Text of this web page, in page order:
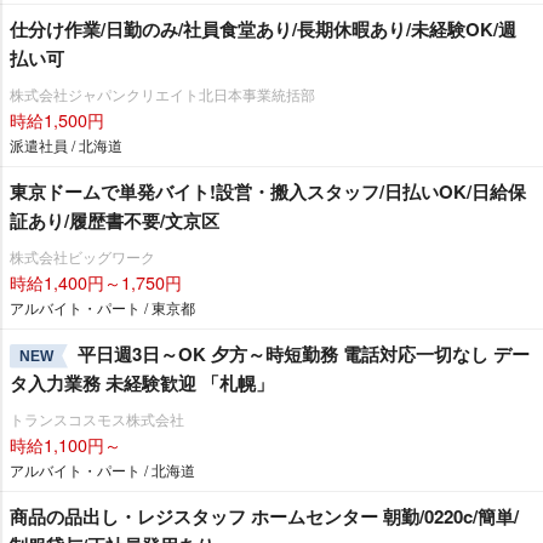
仕分け作業/日勤のみ/社員食堂あり/長期休暇あり/未経験OK/週
払い可
株式会社ジャパンクリエイト北日本事業統括部
時給1,500円
派遣社員 / 北海道
東京ドームで単発バイト!設営・搬入スタッフ/日払いOK/日給保
証あり/履歴書不要/文京区
株式会社ビッグワーク
時給1,400円～1,750円
アルバイト・パート / 東京都
NEW
平日週3日～OK 夕方～時短勤務 電話対応一切なし デー
タ入力業務 未経験歓迎 「札幌」
トランスコスモス株式会社
時給1,100円～
アルバイト・パート / 北海道
商品の品出し・レジスタッフ ホームセンター 朝勤/0220c/簡単/